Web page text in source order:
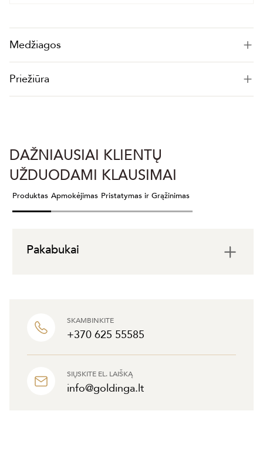
Medžiagos
Priežiūra
SKAMBINKITE
+370 625 55585
SIŲSKITE EL. LAIŠKĄ
info@goldinga.lt
DAŽNIAUSIAI KLIENTŲ
UŽDUODAMI KLAUSIMAI
Produktas Apmokėjimas Pristatymas ir Grąžinimas
Pakabukai